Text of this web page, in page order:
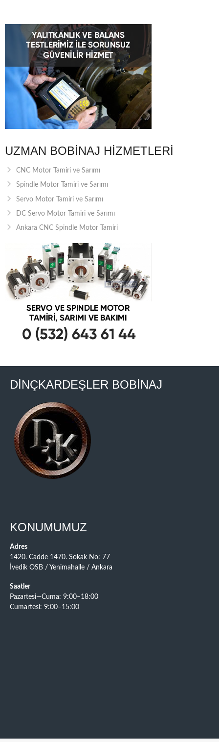
UZMAN BOBINAJ HIZMETLERI
CNC Motor Tamiri ve Sarımı
Spindle Motor Tamiri ve Sarımı
Servo Motor Tamiri ve Sarımı
DC Servo Motor Tamiri ve Sarımı
Ankara CNC Spindle Motor Tamiri
DİNÇKARDEŞLER BOBİNAJ
KONUMUMUZ
Adres
1420. Cadde 1470. Sokak No: 77
İvedik OSB / Yenimahalle / Ankara
Saatler
Pazartesi—Cuma: 9:00–18:00
Cumartesi: 9:00–15:00